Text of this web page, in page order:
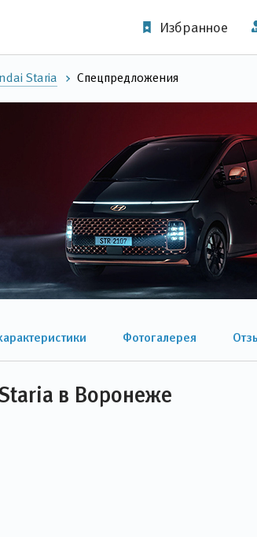
Избранное
Staria Спецпредложения
Фотогалерея
в Воронеже